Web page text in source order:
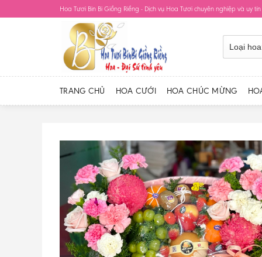
Hoa Tươi Bin Bi Giồng Riềng - Dịch vụ Hoa Tươi chuyên nghiệp và uy tín
TRANG CHỦ HOA CƯỚI HOA CHÚC MỪNG